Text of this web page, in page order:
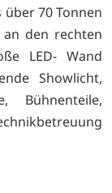
70 Tonnen
den rechten
LED- Wand
Showlicht,
Bühnenteile,